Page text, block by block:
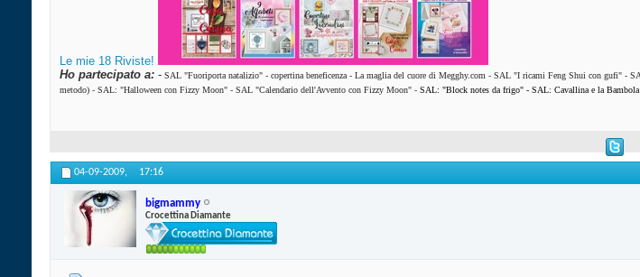
Le mie 18 Riviste!
Ho partecipato a: - SAL "Fuoriporta natalizio" - copertina beneficenza- La maglia del cuore di Megghy.com - SAL "I ricami Feng Shui con gufi" -
metodo) - SAL: "Halloween con Fizzy Moon" - SAL "Calendario dell'Avvento con Fizzy Moon" - SAL: "Block notes da frigo" - SAL: Cavallina e la
04-09-2009, 17:16
bigmammy
Crocettina Diamante